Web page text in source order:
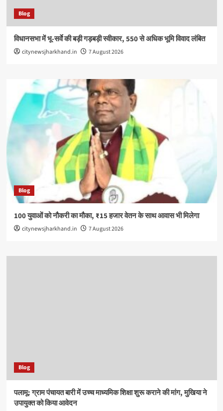
Blog
विधानसभा में भू-सर्वे की बड़ी गड़बड़ी स्वीकार, 550 से अधिक भूमि विवाद लंबित
citynewsjharkhand.in 7 August 2026
Blog
100 युवाओं को नौकरी का मौका, ₹15 हजार वेतन के साथ आवास भी मिलेगा
citynewsjharkhand.in 7 August 2026
Blog
पलामू: ग्राम पंचायत बारी में उच्च माध्यमिक शिक्षा शुरू कराने की मांग, मुखिया ने
उपायुक्त को किया आवेदन